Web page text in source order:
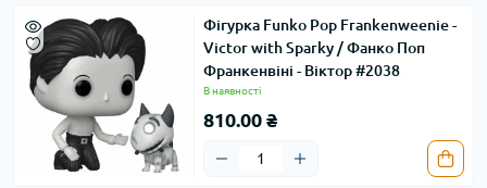
Фігурка Funko Pop Frankenweenie -
Victor with Sparky / Фанко Поп
Франкенвіні - Віктор #2038
В наявності
810.00 ₴